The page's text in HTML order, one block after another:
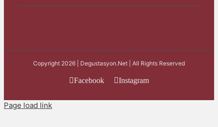
Copyright 2026 | Degustasyon.Net | All Rights Reserved
Facebook Instagram
Page load link